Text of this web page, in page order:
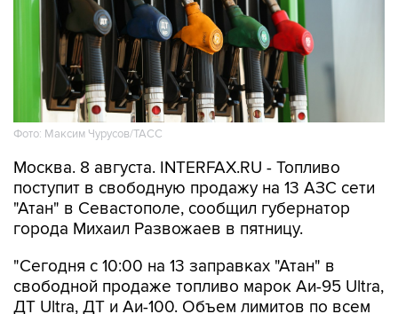
Фото: Максим Чурусов/ТАСС
Москва. 8 августа. INTERFAX.RU - Топливо
поступит в свободную продажу на 13 АЗС сети
"Атан" в Севастополе, сообщил губернатор
города Михаил Развожаев в пятницу.
"Сегодня с 10:00 на 13 заправках "Атан" в
свободной продаже топливо марок Аи-95 Ultra,
ДТ Ultra, ДТ и Аи-100. Объем лимитов по всем